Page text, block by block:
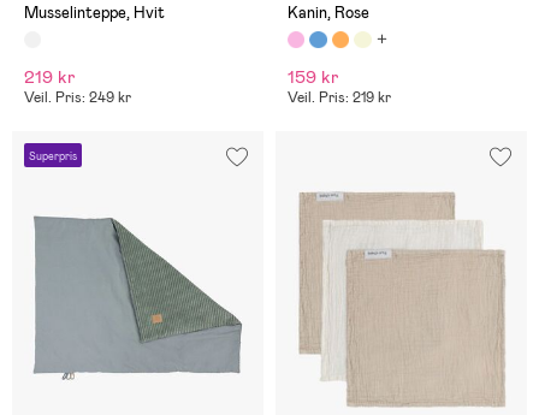
Musselinteppe, Hvit
219 kr
Veil. Pris: 249 kr
Kanin, Rose
159 kr
Veil. Pris: 219 kr
Superpris